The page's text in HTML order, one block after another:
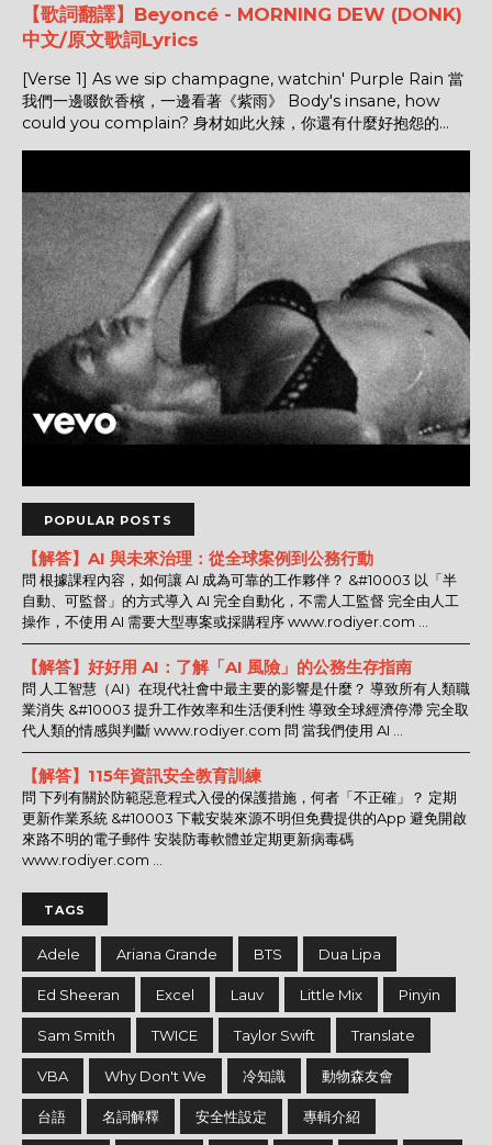
【歌詞翻譯】Beyoncé - MORNING DEW (DONK)
中文/原文歌詞Lyrics
[Verse 1] As we sip champagne, watchin' Purple Rain 當
我們一邊啜飲香檳，一邊看著《紫雨》 Body's insane, how
could you complain? 身材如此火辣，你還有什麼好抱怨的...
POPULAR POSTS
【解答】AI 與未來治理：從全球案例到公務行動
問 根據課程內容，如何讓 AI 成為可靠的工作夥伴？ &#10003 以「半
自動、可監督」的方式導入 AI 完全自動化，不需人工監督 完全由人工
操作，不使用 AI 需要大型專案或採購程序 www.rodiyer.com ...
【解答】好好用 AI：了解「AI 風險」的公務生存指南
問 人工智慧（AI）在現代社會中最主要的影響是什麼？ 導致所有人類職
業消失 &#10003 提升工作效率和生活便利性 導致全球經濟停滯 完全取
代人類的情感與判斷 www.rodiyer.com 問 當我們使用 AI ...
【解答】115年資訊安全教育訓練
問 下列有關於防範惡意程式入侵的保護措施，何者「不正確」？ 定期
更新作業系統 &#10003 下載安裝來源不明但免費提供的App 避免開啟
來路不明的電子郵件 安裝防毒軟體並定期更新病毒碼
www.rodiyer.com ...
TAGS
Adele Ariana Grande BTS Dua Lipa
Ed Sheeran Excel Lauv Little Mix Pinyin
Sam Smith TWICE Taylor Swift Translate
VBA Why Don't We 冷知識 動物森友會
台語 名詞解釋 安全性設定 專輯介紹